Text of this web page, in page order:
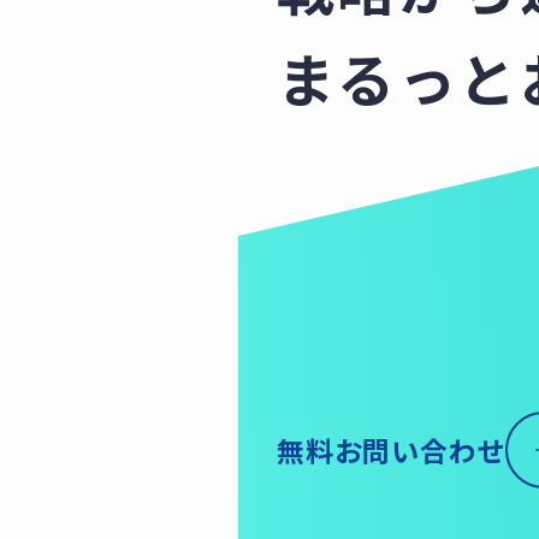
まるっと
無料お問い合わせ